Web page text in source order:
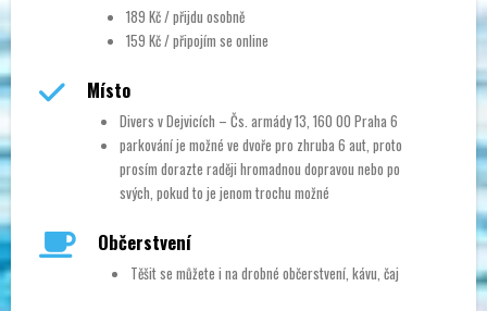
189 Kč / přijdu osobně
159 Kč / připojím se online
Místo
Divers v Dejvicích – Čs. armády 13, 160 00 Praha 6
parkování je možné ve dvoře pro zhruba 6 aut, proto
prosím dorazte raději hromadnou dopravou nebo po
svých, pokud to je jenom trochu možné
Občerstvení
Těšit se můžete i na drobné občerstvení, kávu, čaj